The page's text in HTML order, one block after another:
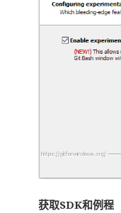
获取SDK和例程